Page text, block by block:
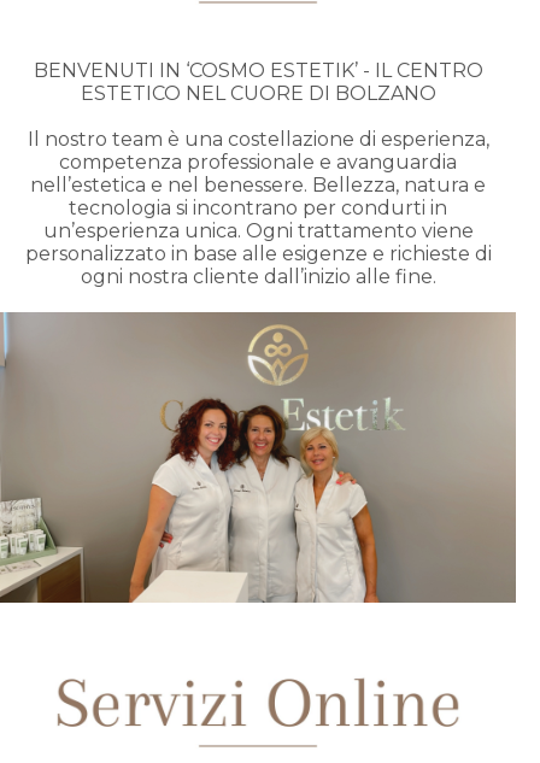
BENVENUTI IN ‘COSMO ESTETIK’ - IL CENTRO
ESTETICO NEL CUORE DI BOLZANO
Il nostro team è una costellazione di esperienza,
competenza professionale e avanguardia
nell’estetica e nel benessere. Bellezza, natura e
tecnologia si incontrano per condurti in
un’esperienza unica. Ogni trattamento viene
personalizzato in base alle esigenze e richieste di
ogni nostra cliente dall’inizio alle fine.